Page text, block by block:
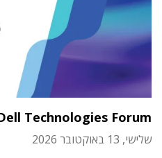
Technologies Forum
שלישי, 13 באוקטובר 2026